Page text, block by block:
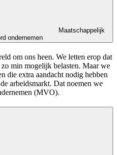
Maatschappelijk
ondernemen
om ons heen. We letten erop dat
min mogelijk belasten. Maar we
die extra aandacht nodig hebben
arbeidsmarkt. Dat noemen we
(MVO).